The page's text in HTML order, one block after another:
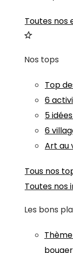
Toutes nos
Nos tops
Top
6
5
6
Art au
Tous nos
Toutes nos
Les bons
Thème